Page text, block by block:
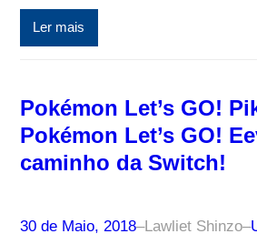
Ler mais
Pokémon Let’s GO!
Pokémon Let’s GO!
caminho da Switch!
30 de Maio, 2018–Lawliet Shinzo–